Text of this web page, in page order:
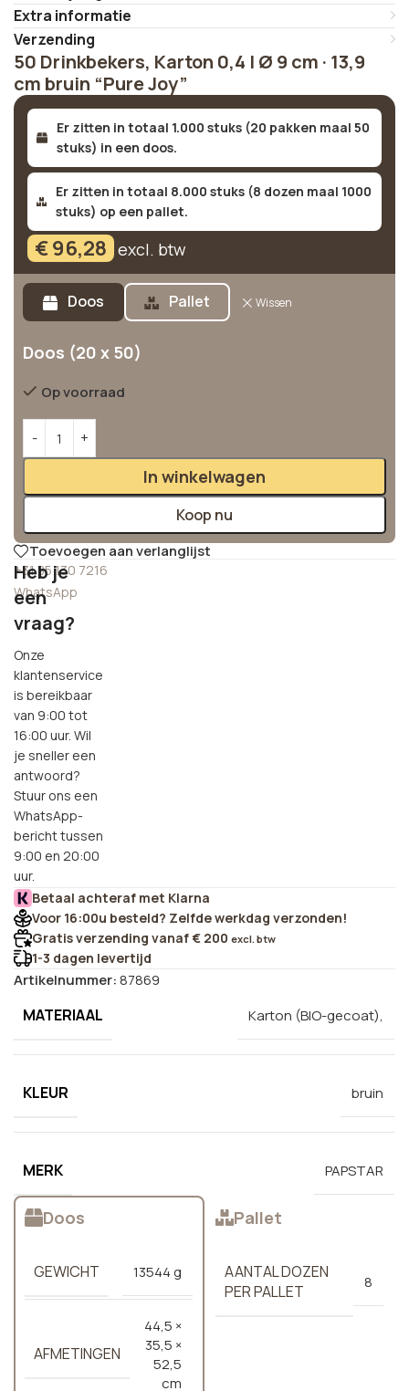
Extra informatie
Verzending
50 Drinkbekers, Karton 0,4 l Ø 9 cm · 13,9
cm bruin “Pure Joy”
Er zitten in totaal 1.000 stuks (20 pakken maal 50
stuks) in een doos.
Er zitten in totaal 8.000 stuks (8 dozen maal 1000
stuks) op een pallet.
€96,28 excl. btw
Doos Pallet Wissen
Doos (20 x 50)
Op voorraad
In winkelwagen
Koop nu
Alternative:
Toevoegen aan verlanglijst
+31 85 130 7216
WhatsApp
Heb je
een
vraag?
Onze
klantenservice
is bereikbaar
van 9:00 tot
16:00 uur. Wil
je sneller een
antwoord?
Stuur ons een
WhatsApp-
bericht tussen
9:00 en 20:00
uur.
Betaal achteraf met Klarna
Voor 16:00u besteld? Zelfde werkdag verzonden!
Gratis verzending vanaf € 200 excl. btw
1-3 dagen levertijd
Artikelnummer:87869
MATERIAAL Karton (BIO-gecoat),
KLEUR bruin
MERK PAPSTAR
Doos
GEWICHT 13544 g
AFMETINGEN
44,5 ×
35,5 ×
52,5
cm
Pallet
AANTAL DOZEN
PER PALLET
8